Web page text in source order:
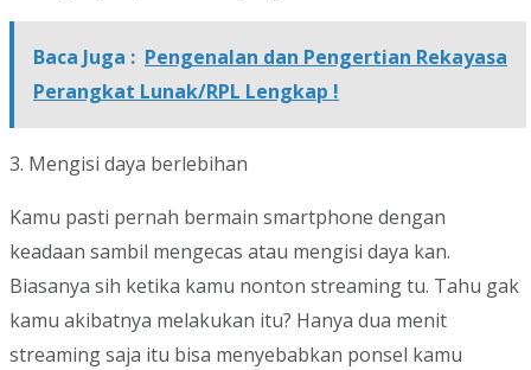
Baca Juga : Pengenalan dan Pengertian Rekayasa
Perangkat Lunak/RPL Lengkap !
3. Mengisi daya berlebihan
Kamu pasti pernah bermain smartphone dengan
keadaan sambil mengecas atau mengisi daya kan.
Biasanya sih ketika kamu nonton streaming tu. Tahu gak
kamu akibatnya melakukan itu? Hanya dua menit
streaming saja itu bisa menyebabkan ponsel kamu